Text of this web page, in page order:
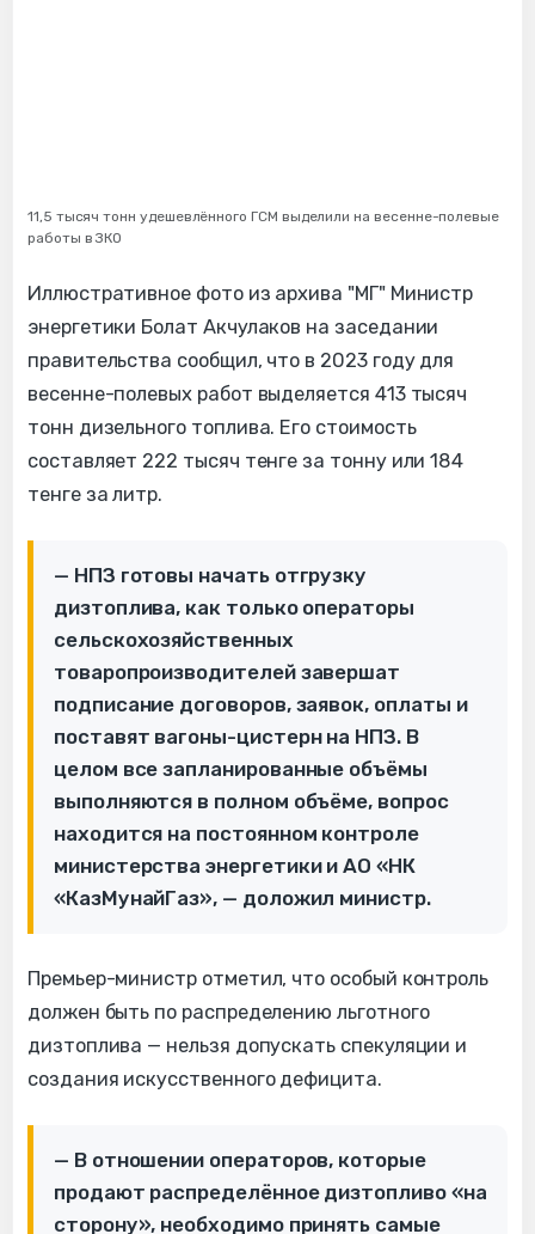
11,5 тысяч тонн удешевлённого ГСМ выделили на весенне-полевые
работы в ЗКО
Иллюстративное фото из архива "МГ" Министр
энергетики Болат Акчулаков на заседании
правительства сообщил, что в 2023 году для
весенне-полевых работ выделяется 413 тысяч
тонн дизельного топлива. Его стоимость
составляет 222 тысяч тенге за тонну или 184
тенге за литр.
— НПЗ готовы начать отгрузку
дизтоплива, как только операторы
сельскохозяйственных
товаропроизводителей завершат
подписание договоров, заявок, оплаты и
поставят вагоны-цистерн на НПЗ. В
целом все запланированные объёмы
выполняются в полном объёме, вопрос
находится на постоянном контроле
министерства энергетики и АО «НК
«КазМунайГаз», — доложил министр.
Премьер-министр отметил, что особый контроль
должен быть по распределению льготного
дизтоплива — нельзя допускать спекуляции и
создания искусственного дефицита.
— В отношении операторов, которые
продают распределённое дизтопливо «на
сторону», необходимо принять самые